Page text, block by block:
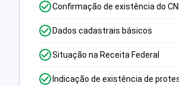
Confirmação de existência do
Dados cadastrais básicos
Situação na Receita Federal
Indicação de existência de